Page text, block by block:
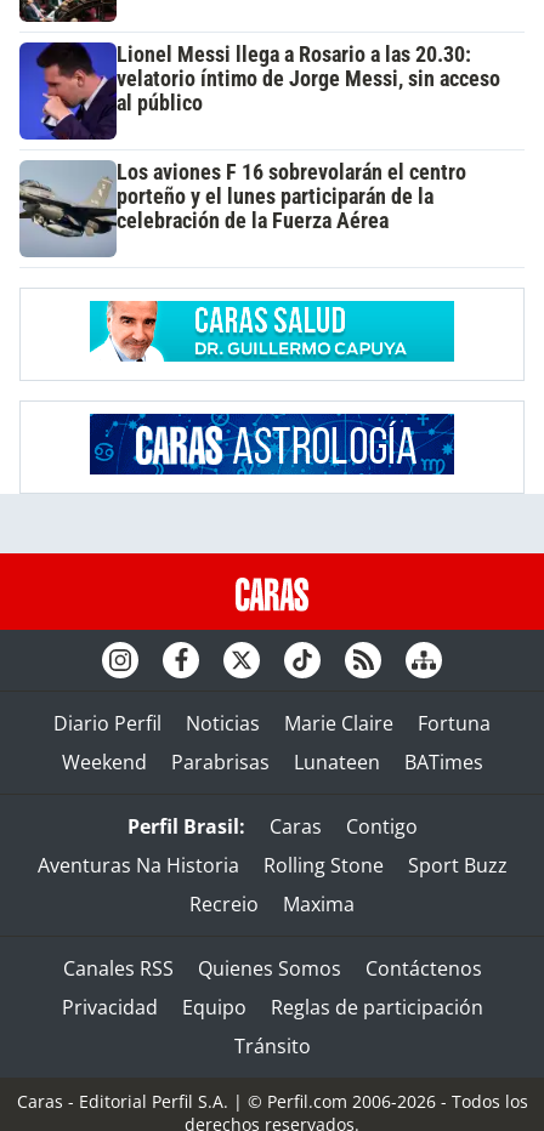
Lionel Messi llega a Rosario a las 20.30:
velatorio íntimo de Jorge Messi, sin acceso
al público
Los aviones F 16 sobrevolarán el centro
porteño y el lunes participarán de la
celebración de la Fuerza Aérea
Diario Perfil Noticias Marie Claire
Fortuna
Weekend
Parabrisas Lunateen BATimes
Perfil Brasil: Caras
Contigo
Aventuras Na Historia
Rolling Stone
Sport Buzz
Recreio
Maxima
Canales RSS Quienes Somos
Contáctenos
Privacidad
Equipo
Reglas de participación
Tránsito
Caras - Editorial Perfil S.A. | © Perfil.com 2006-2026 - Todos los
derechos reservados.